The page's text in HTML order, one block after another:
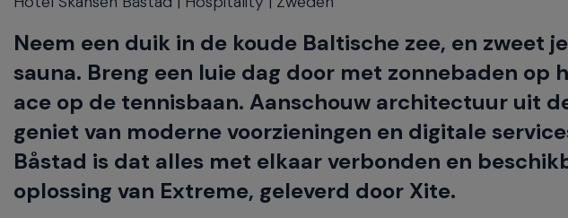
will
the
current
menu.
Spacebar
will
open
the
current
menu.
Neem een duik in de koude Baltische zee, en zweet
sauna. Breng een luie dag door met zonnebaden op
ace op de tennisbaan. Aanschouw architectuur uit
geniet van moderne voorzieningen en digitale
Båstad is dat alles met elkaar verbonden en
oplossing van Extreme, geleverd door Xite.